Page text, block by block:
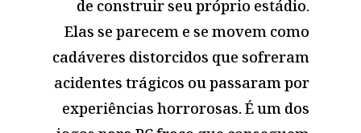
de construir seu próprio estádio.
Elas se parecem e se movem como
cadáveres distorcidos que sofreram
acidentes trágicos ou passaram por
experiências horrorosas. É um dos